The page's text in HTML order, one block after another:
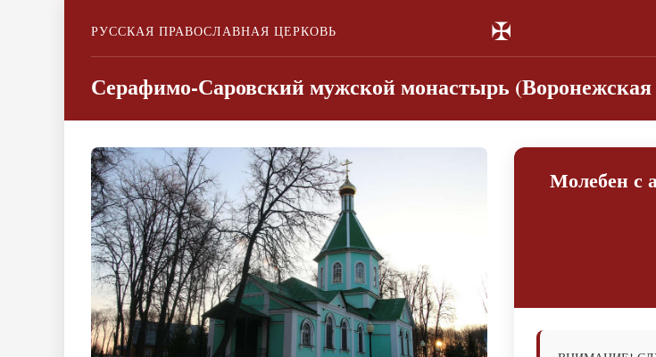
РУССКАЯ ПРАВОСЛАВНАЯ ЦЕРКОВЬ ✠
Серафимо-Саровский мужской монастырь (Воронежская
Молебен с